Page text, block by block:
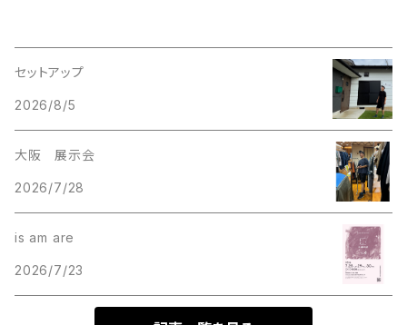
セットアップ
2026/8/5
大阪 展示会
2026/7/28
is am are
2026/7/23